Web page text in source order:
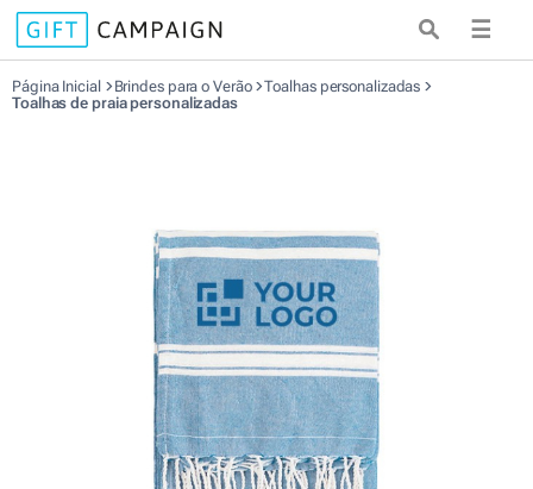
☰
Página Inicial Brindes para o Verão
Toalhas personalizadas
Toalhas de praia personalizadas